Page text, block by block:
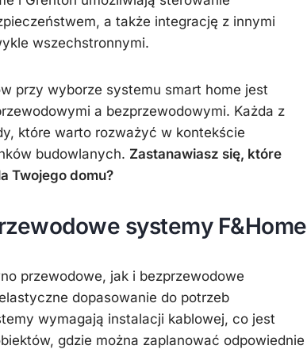
a także integrację z innymi
wszechstronnymi.
przy wyborze systemu smart home jest
a bezprzewodowymi. Każda z
które warto rozważyć w kontekście
budowlanych. Zastanawiasz się, które
Twojego domu?
systemy F&Home
przewodowe, jak i bezprzewodowe
dopasowanie do potrzeb
wymagają instalacji kablowej, co jest
gdzie można zaplanować odpowiednie